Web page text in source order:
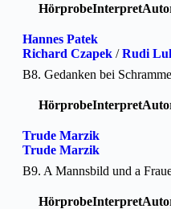
HörprobeInterpret
Hannes Patek
Richard Czapek /Rudi
B8. Gedanken bei
HörprobeInterpret
Trude Marzik
Trude Marzik
B9. A Mannsbild und a
HörprobeInterpret